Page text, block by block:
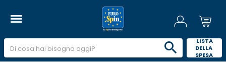
LISTA
DELLA
SPESA